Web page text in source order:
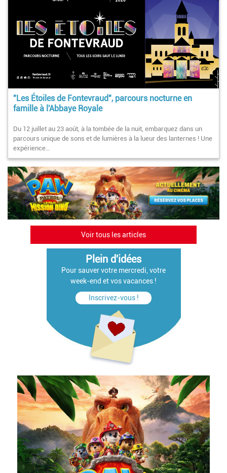
"Les Étoiles de Fontevraud", parcours nocturne en
famille à l'Abbaye Royale
Du 12 juillet au 23 août, à la tombée de la nuit, embarquez dans un
parcours unique de sons et de lumières à la lueur des lanternes ! Une
expérience…
Voir tous les articles
Plein d'idées
Pour sauver votre mercredi, votre
week-end et vos vacances !
Inscrivez-vous !